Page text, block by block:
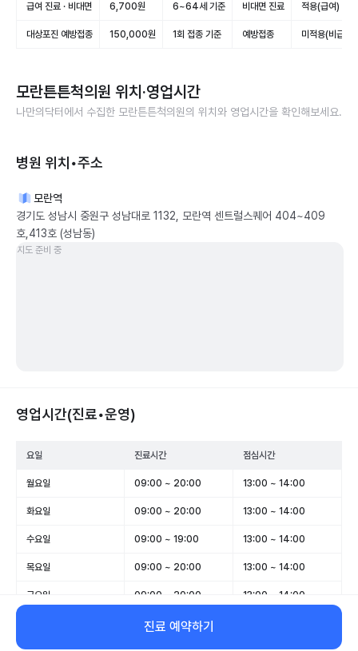
급여 진료 · 비대면 6,700원 6~64세 기준 비대면 진료 적용(급여)
대상포진 예방접종 150,000원 1회 접종 기준 예방접종 미적용(비급여)
모란튼튼척의원 위치·영업시간
나만의닥터에서 수집한 모란튼튼척의원의 위치와 영업시간을 확인해보세요.
병원 위치•주소
모란역
경기도 성남시 중원구 성남대로 1132, 모란역 센트럴스퀘어 404~409
호,413호 (성남동)
지도 준비 중
영업시간(진료•운영)
요일 진료시간 점심시간
월요일 09:00 ~ 20:00 13:00 ~ 14:00
화요일 09:00 ~ 20:00 13:00 ~ 14:00
수요일 09:00 ~ 19:00 13:00 ~ 14:00
목요일 09:00 ~ 20:00 13:00 ~ 14:00
금요일 09:00 ~ 20:00 13:00 ~ 14:00
09:00 ~ 14:00
진료 예약하기